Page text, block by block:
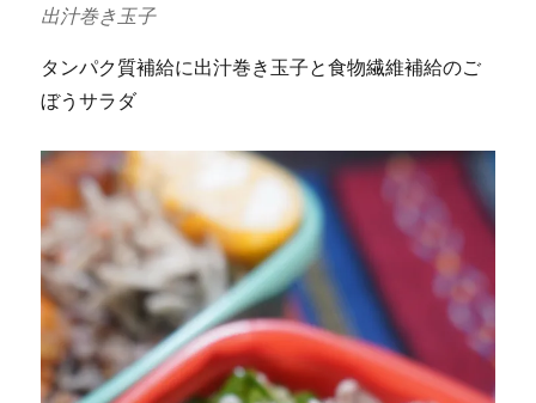
出汁巻き玉子
タンパク質補給に出汁巻き玉子と食物繊維補給のご
ぼうサラダ